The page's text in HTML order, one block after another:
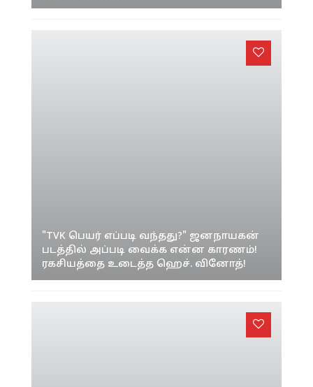
"TVK பெயர் எப்படி வந்தது?" ஜனநாயகன்
படத்தில் அப்படி வைக்க என்ன காரணம்!
ரகசியத்தை உடைத்த ஹெச். வினோத்!